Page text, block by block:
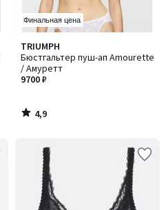
Финальная цена
TRIUMPH
Бюстгальтер пуш-ап Amourette
/ Амуретт
9700 ₽
4,9
/ 5
4,9
/